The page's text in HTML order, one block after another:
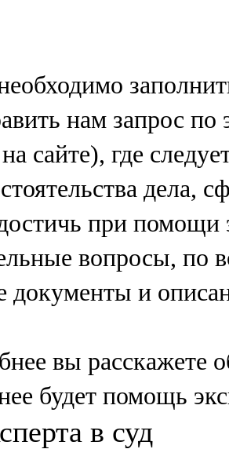
нам запрос по
сайте), где
дела,
при помощи
вопросы, по
и
вы расскажете
будет помощь
в суд